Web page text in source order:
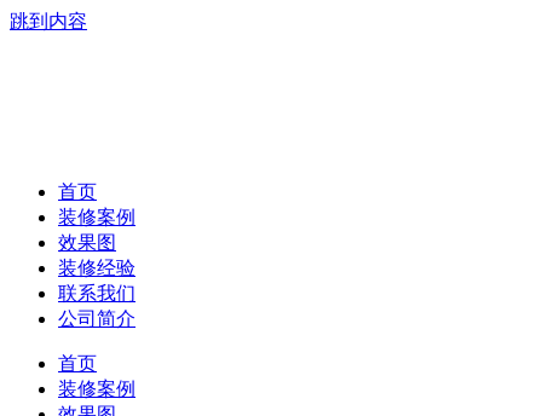
跳到内容
首页
装修案例
效果图
装修经验
联系我们
公司简介
首页
装修案例